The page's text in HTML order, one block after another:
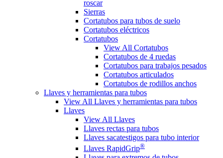
roscar
Sierras
Cortatubos para tubos de suelo
Cortatubos eléctricos
Cortatubos
View All Cortatubos
Cortatubos de 4 ruedas
Cortatubos para trabajos pesados
Cortatubos articulados
Cortatubos de rodillos anchos
Llaves y herramientas para tubos
View All Llaves y herramientas para tubos
Llaves
View All Llaves
Llaves rectas para tubos
Llaves sacatestigos para tubo interior
Llaves RapidGrip®